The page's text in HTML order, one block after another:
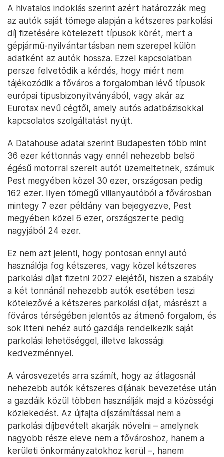
A hivatalos indoklás szerint azért határozzák meg
az autók saját tömege alapján a kétszeres parkolási
díj fizetésére kötelezett típusok körét, mert a
gépjármű-nyilvántartásban nem szerepel külön
adatként az autók hossza. Ezzel kapcsolatban
persze felvetődik a kérdés, hogy miért nem
tájékozódik a főváros a forgalomban lévő típusok
európai típusbizonyítványából, vagy akár az
Eurotax nevű cégtől, amely autós adatbázisokkal
kapcsolatos szolgáltatást nyújt.
A Datahouse adatai szerint Budapesten több mint
36 ezer kéttonnás vagy ennél nehezebb belső
égésű motorral szerelt autót üzemeltetnek, számuk
Pest megyében közel 30 ezer, országosan pedig
162 ezer. Ilyen tömegű villanyautóból a fővárosban
mintegy 7 ezer példány van bejegyezve, Pest
megyében közel 6 ezer, országszerte pedig
nagyjából 24 ezer.
Ez nem azt jelenti, hogy pontosan ennyi autó
használója fog kétszeres, vagy közel kétszeres
parkolási díjat fizetni 2027 elejétől, hiszen a szabály
a két tonnánál nehezebb autók esetében teszi
kötelezővé a kétszeres parkolási díjat, másrészt a
főváros térségében jelentős az átmenő forgalom, és
sok itteni nehéz autó gazdája rendelkezik saját
parkolási lehetőséggel, illetve lakossági
kedvezménnyel.
A városvezetés arra számít, hogy az átlagosnál
nehezebb autók kétszeres díjának bevezetése után
a gazdáik közül többen használják majd a közösségi
közlekedést. Az újfajta díjszámítással nem a
parkolási díjbevételt akarják növelni – amelynek
nagyobb része eleve nem a fővároshoz, hanem a
kerületi önkormányzatokhoz kerül –, hanem